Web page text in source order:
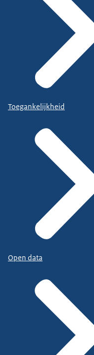
Toegankelijkheid
Open data